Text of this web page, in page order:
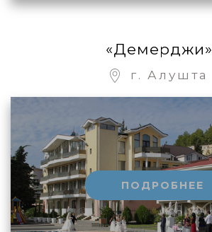
«Демерджи»
г. Алушта
ПОДРОБНЕЕ